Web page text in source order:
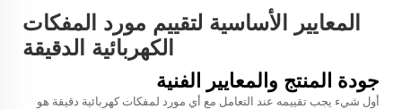
المعايير الأساسية لتقييم مورد المفكات
الكهربائية الدقيقة
جودة المنتج والمعايير الفنية
أول شيء يجب تقييمه عند التعامل مع أي مورد لمفكات كهربائية دقيقة هو